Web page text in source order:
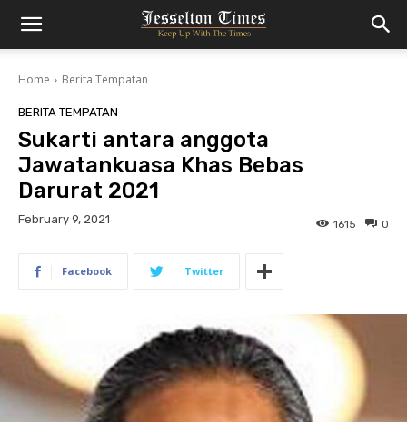
Home Berita Tempatan
BERITA TEMPATAN
Sukarti antara anggota
Jawatankuasa Khas Bebas
Darurat 2021
February 9, 2021 0
1615
Facebook Twitter